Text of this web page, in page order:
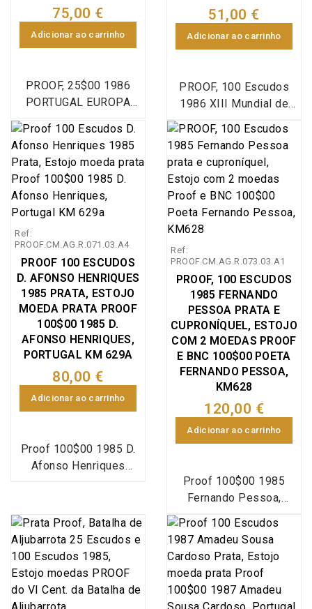
75,00 €
Adicionar ao carrinho
PROOF, 25$00 1986
PORTUGAL EUROPA
prata Proof 25$00
Adesão de Portugal à
CEE, KM#635a, moeda
comemorativa da
adesão de Portugal à
C.E.E 25$00 prata Proof
em capsula acrílica,
Imprensa Nacional Casa
da Moeda (INCM),
World Coins Portugal
KM#635a
51,00 €
Adicionar ao carrinho
PROOF, 100 Escudos
1986 XIII Mundial de
Estojo com moeda prata
Proof 100$00 1986
Mundial de Futebol
México 86, KM#637a,
moeda comemorativa
do Mundial de Futebol
México 86 100 Escudos
prata Proof em estojo,
Imprensa Nacional Casa
da Moeda (INCM),
World Coins Portugal
KM#637a
Ref:
PROOF.CM.AG.R.071.03.A4
PROOF 100 ESCUDOS
D. AFONSO HENRIQUES
1985 PRATA, ESTOJO
MOEDA PRATA PROOF
100$00 1985 D.
AFONSO HENRIQUES,
PORTUGAL KM 629A
80,00 €
Adicionar ao carrinho
Proof 100$00 1985 D.
Afonso Henriques
Escudos 1985 do VIII
Centenário da Morte de
D. Afonso Henriques
1185-1985, Emissão
especial da Imprensa
Nacional Casa da
Ref:
PROOF.CM.AG.R.073.03.A1
PROOF, 100 ESCUDOS
1985 FERNANDO
PESSOA PRATA E
CUPRONÍQUEL, ESTOJO
COM 2 MOEDAS PROOF
E BNC 100$00 POETA
FERNANDO PESSOA,
KM628
120,00 €
Adicionar ao carrinho
Proof 100$00 1985
Fernando Pessoa,
Estojo com dupla de
moedas Prata Proof e
Cuproníquel BNC de 100
escudos 1985 Poeta
Fernando Pessoa,
moedas comemorativas